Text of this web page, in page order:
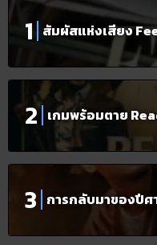
สัมผัสแห่งเสียง
เกมพร้อมตาย
การกลับมาของปีศ